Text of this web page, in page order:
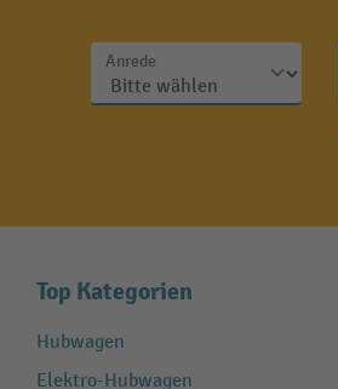
Anrede
Top Kategorien
Hubwagen
Elektro-Hubwagen